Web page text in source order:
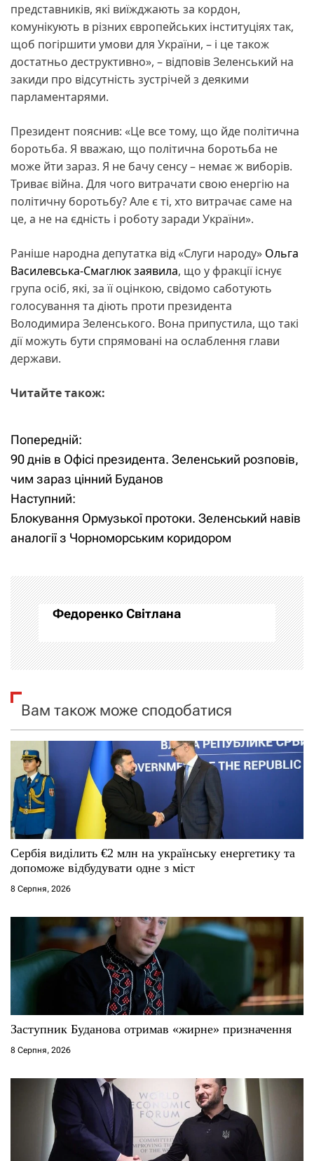
представників, які виїжджають за кордон,
комунікують в різних європейських інституціях так,
щоб погіршити умови для України, – і це також
достатньо деструктивно», – відповів Зеленський на
закиди про відсутність зустрічей з деякими
парламентарями.
Президент пояснив: «Це все тому, що йде політична
боротьба. Я вважаю, що політична боротьба не
може йти зараз. Я не бачу сенсу – немає ж виборів.
Триває війна. Для чого витрачати свою енергію на
політичну боротьбу? Але є ті, хто витрачає саме на
це, а не на єдність і роботу заради України».
Раніше народна депутатка від «Слуги народу» Ольга
Василевська-Смаглюк заявила, що у фракції існує
група осіб, які, за її оцінкою, свідомо саботують
голосування та діють проти президента
Володимира Зеленського. Вона припустила, що такі
дії можуть бути спрямовані на ослаблення глави
держави.
Читайте також:
Н
а
в
і
а
ц
і
а
п
и
с
і
в
Попередній:
90 днів в Офісі президента. Зеленський розповів,
чим зараз цінний Буданов
Наступний:
Блокування Ормузької протоки. Зеленський навів
аналогії з Чорноморським коридором
Федоренко Світлана
Вам також може сподобатися
Сербія виділить €2 млн на українську енергетику та
допоможе відбудувати одне з міст
8 Серпня, 2026
Заступник Буданова отримав «жирне» призначення
8 Серпня, 2026